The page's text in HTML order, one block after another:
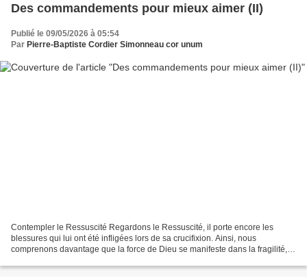
Des commandements pour mieux aimer (II)
Publié le 09/05/2026 à 05:54
Par Pierre-Baptiste Cordier Simonneau cor unum
Contempler le Ressuscité Regardons le Ressuscité, il porte encore les
blessures qui lui ont été infligées lors de sa crucifixion. Ainsi, nous
comprenons davantage que la force de Dieu se manifeste dans la fragilité,